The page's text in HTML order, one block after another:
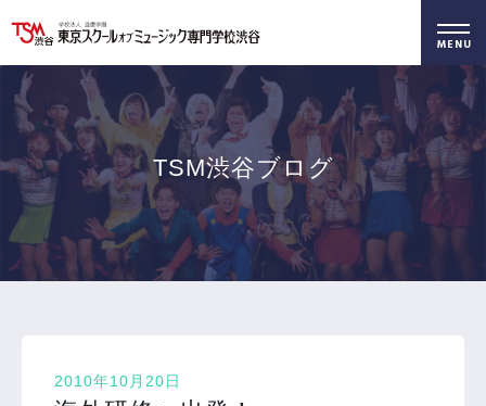
学科・専攻 資料請求 オープンキャンパス
TSM渋谷ブログ
2010年10月20日